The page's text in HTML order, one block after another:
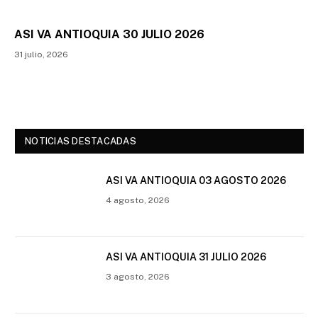
ASI VA ANTIOQUIA 30 JULIO 2026
31 julio, 2026
NOTICIAS DESTACADAS
ASI VA ANTIOQUIA 03 AGOSTO 2026
4 agosto, 2026
ASI VA ANTIOQUIA 31 JULIO 2026
3 agosto, 2026